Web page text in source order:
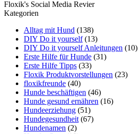
Floxik's Social Media Revier
Kategorien
Alltag mit Hund (138)
DIY Do it yourself(13)
DIY Do it yourself Anleitungen (10)
Erste Hilfe für Hunde (31)
Erste Hilfe Tipps (33)
Floxik Produktvorstellungen (23)
floxikfreunde (40)
Hunde beschäftigen (46)
Hunde gesund ernähren (16)
Hundeerziehung (51)
Hundegesundheit (67)
Hundenamen (2)